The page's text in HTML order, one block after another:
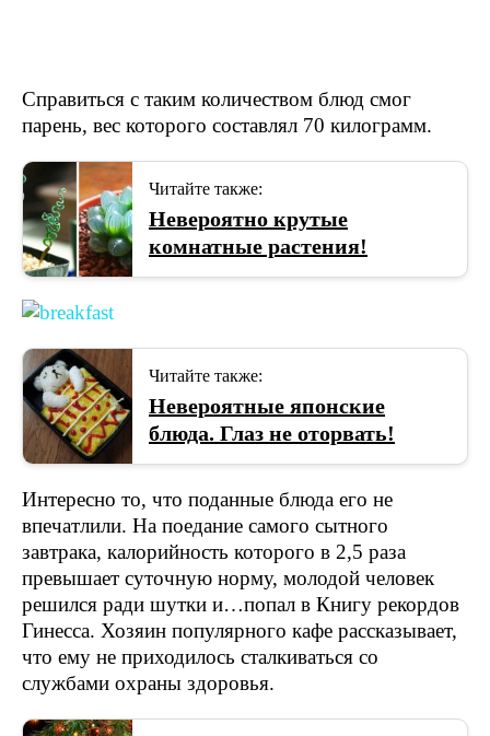
Справиться с таким количеством блюд смог
парень, вес которого составлял 70 килограмм.
Читайте также:
Невероятно крутые
комнатные растения!
Читайте также:
Невероятные японские
блюда. Глаз не оторвать!
Интересно то, что поданные блюда его не
впечатлили. На поедание самого сытного
завтрака, калорийность которого в 2,5 раза
превышает суточную норму, молодой человек
решился ради шутки и…попал в Книгу рекордов
Гинесса. Хозяин популярного кафе рассказывает,
что ему не приходилось сталкиваться со
службами охраны здоровья.